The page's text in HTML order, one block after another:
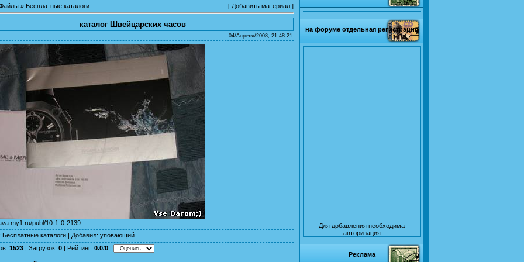
» Бесплатные каталоги [ Добавить материал ]
каталог Швейцарских часов
04/Апреля/2008, 21:48:21
publ/10-1-0-2139
Бесплатные каталоги | Добавил: уповающий
: 1523 | Загрузок: 0 | Рейтинг: 0.0/0 |
на форуме отдельная регистрация
Для добавления необходима
авторизация
Реклама